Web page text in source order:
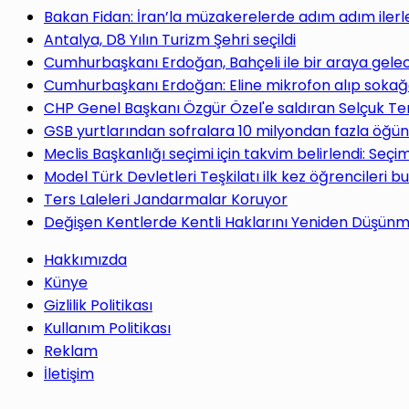
yap
...
Bakan Fidan: İran’la müzakerelerde adım adım
Antalya, D8 Yılın Turizm Şehri seçildi
Cumhurbaşkanı Erdoğan, Bahçeli ile bir araya
Cumhurbaşkanı Erdoğan: Eline mikrofon alıp
CHP Genel Başkanı Özgür Özel'e saldıran Selçuk
GSB yurtlarından sofralara 10 milyondan fazla öğün
Meclis Başkanlığı seçimi için takvim belirlendi:
Model Türk Devletleri Teşkilatı ilk kez öğrencileri
Ters Laleleri Jandarmalar Koruyor
Değişen Kentlerde Kentli Haklarını Yeniden
Hakkımızda
Künye
Gizlilik Politikası
Kullanım Politikası
Reklam
İletişim